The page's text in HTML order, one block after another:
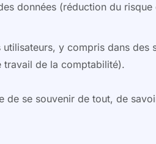
données (réduction du risque
y compris dans
travail de la comptabilité).
de se souvenir de tout, de